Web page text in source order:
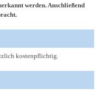
werden. Anschließend
kostenpflichtig.